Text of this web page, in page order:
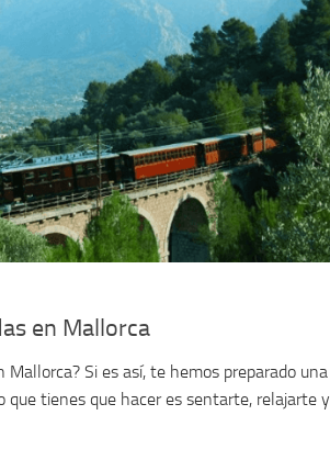
en Mallorca
Si es así, te hemos preparado una
que tienes que hacer es sentarte, relajarte y